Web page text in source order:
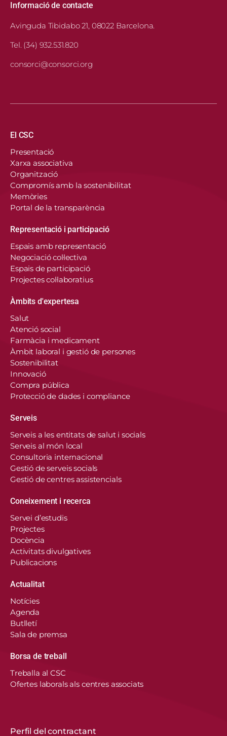
de Catalunya fa servir cookies pròpies i de
tercers per recordar les vostres preferències,
Obtenir més informació
Informació de contacte
Avinguda Tibidabo 21, 08022 Barcelona.
Tel. (34) 932.531.820
consorci@consorci.org
Navegació principal
El CSC
Presentació
Xarxa associativa
Organització
Compromís amb la sostenibilitat
Memòries
Portal de la transparència
Representació i participació
Espais amb representació
Negociació col·lectiva
Espais de participació
Projectes col·laboratius
Àmbits d'expertesa
Salut
Atenció social
Farmàcia i medicament
Àmbit laboral i gestió de persones
Sostenibilitat
Innovació
Compra pública
Protecció de dades i compliance
Serveis
Serveis a les entitats de salut i socials
Serveis al món local
Consultoria internacional
Gestió de serveis socials
Gestió de centres assistencials
Coneixement i recerca
Servei d’estudis
Projectes
Docència
Activitats divulgatives
Publicacions
Actualitat
Notícies
Agenda
Butlletí
Sala de premsa
Borsa de treball
Treballa al CSC
Ofertes laborals als centres associats
Perfil del contractant